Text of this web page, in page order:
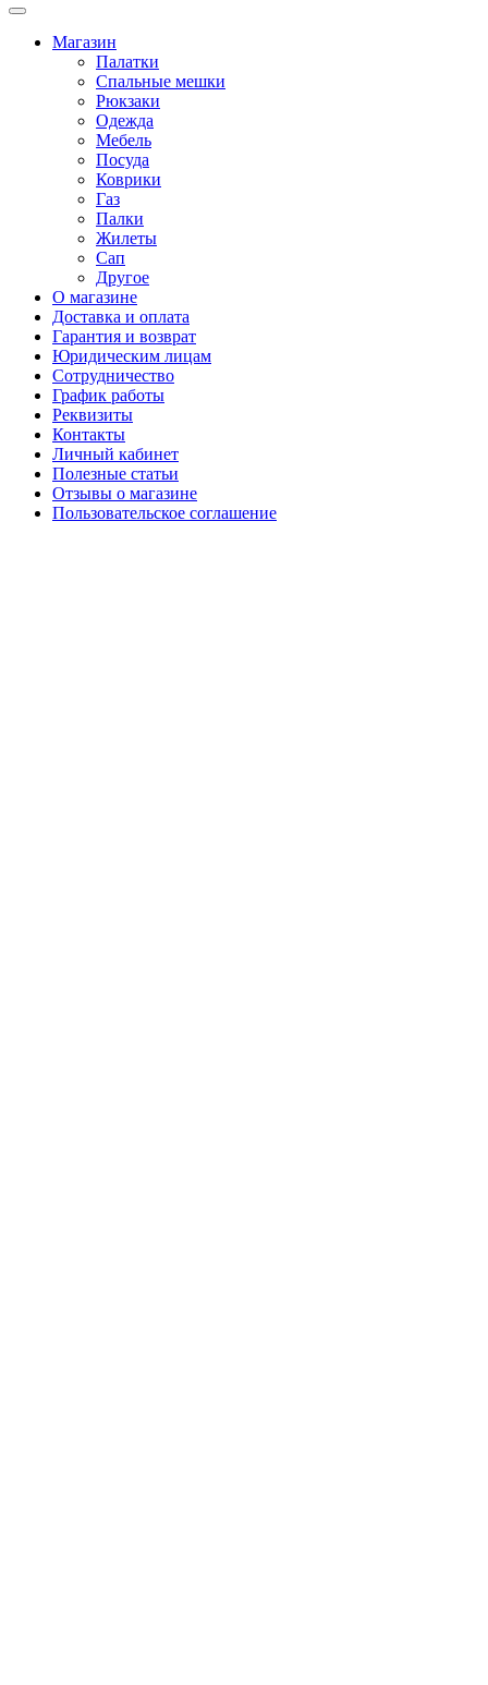
Магазин
Палатки
Спальные мешки
Рюкзаки
Одежда
Мебель
Посуда
Коврики
Газ
Палки
Жилеты
Сап
Другое
О магазине
Доставка и оплата
Гарантия и возврат
Юридическим лицам
Сотрудничество
График работы
Реквизиты
Контакты
Личный кабинет
Полезные статьи
Отзывы о магазине
Пользовательское соглашение